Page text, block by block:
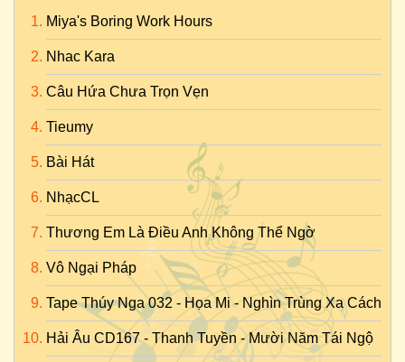
Miya's Boring Work Hours
Nhac Kara
Câu Hứa Chưa Trọn Vẹn
Tieumy
Bài Hát
NhạcCL
Thương Em Là Điều Anh Không Thể Ngờ
Vô Ngại Pháp
Tape Thúy Nga 032 - Họa Mi - Nghìn Trùng Xa Cách
Hải Âu CD167 - Thanh Tuyền - Mười Năm Tái Ngộ